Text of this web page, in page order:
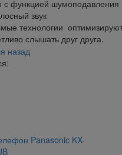
функцией шумоподавления
звук
технологии
слышать друг друга.
назад